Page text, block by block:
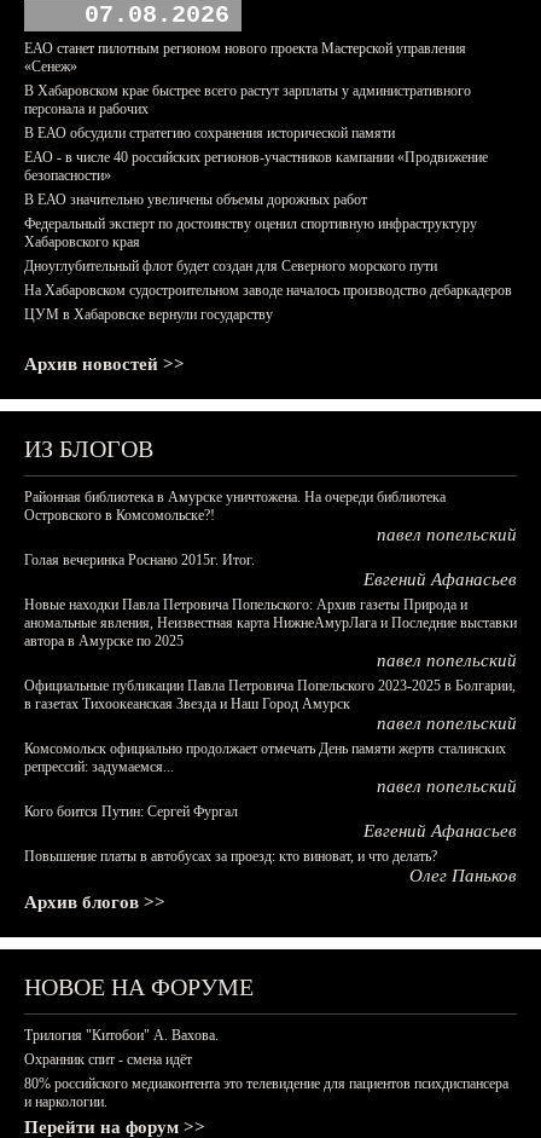
07.08.2026
ЕАО станет пилотным регионом нового проекта Мастерской управления
«Сенеж»
В Хабаровском крае быстрее всего растут зарплаты у административного
персонала и рабочих
В ЕАО обсудили стратегию сохранения исторической памяти
ЕАО - в числе 40 российских регионов-участников кампании «Продвижение
безопасности»
В ЕАО значительно увеличены объемы дорожных работ
Федеральный эксперт по достоинству оценил спортивную инфраструктуру
Хабаровского края
Дноуглубительный флот будет создан для Северного морского пути
На Хабаровском судостроительном заводе началось производство дебаркадеров
ЦУМ в Хабаровске вернули государству
Архив новостей >>
ИЗ БЛОГОВ
Районная библиотека в Амурске уничтожена. На очереди библиотека
Островского в Комсомольске?!
павел попельский
Голая вечеринка Роснано 2015г. Итог.
Евгений Афанасьев
Новые находки Павла Петровича Попельского: Архив газеты Природа и
аномальные явления, Неизвестная карта НижнеАмурЛага и Последние выставки
автора в Амурске по 2025
павел попельский
Официальные публикации Павла Петровича Попельского 2023-2025 в Болгарии,
в газетах Тихоокеанская Звезда и Наш Город Амурск
павел попельский
Комсомольск официально продолжает отмечать День памяти жертв сталинских
репрессий: задумаемся...
павел попельский
Кого боится Путин: Сергей Фургал
Евгений Афанасьев
Повышение платы в автобусах за проезд: кто виноват, и что делать?
Олег Паньков
Архив блогов >>
НОВОЕ НА ФОРУМЕ
Трилогия "Китобои" А. Вахова.
Охранник спит - смена идёт
80% российского медиаконтента это телевидение для пациентов психдиспансера
и наркологии.
Перейти на форум >>